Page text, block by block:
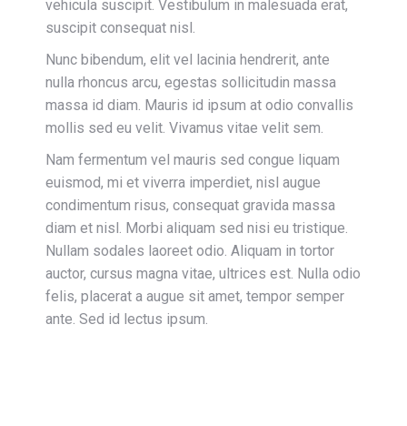
vehicula suscipit. Vestibulum in malesuada erat,
suscipit consequat nisl.
Nunc bibendum, elit vel lacinia hendrerit, ante
nulla rhoncus arcu, egestas sollicitudin massa
massa id diam. Mauris id ipsum at odio convallis
mollis sed eu velit. Vivamus vitae velit sem.
Nam fermentum vel mauris sed congue liquam
euismod, mi et viverra imperdiet, nisl augue
condimentum risus, consequat gravida massa
diam et nisl. Morbi aliquam sed nisi eu tristique.
Nullam sodales laoreet odio. Aliquam in tortor
auctor, cursus magna vitae, ultrices est. Nulla odio
felis, placerat a augue sit amet, tempor semper
ante. Sed id lectus ipsum.